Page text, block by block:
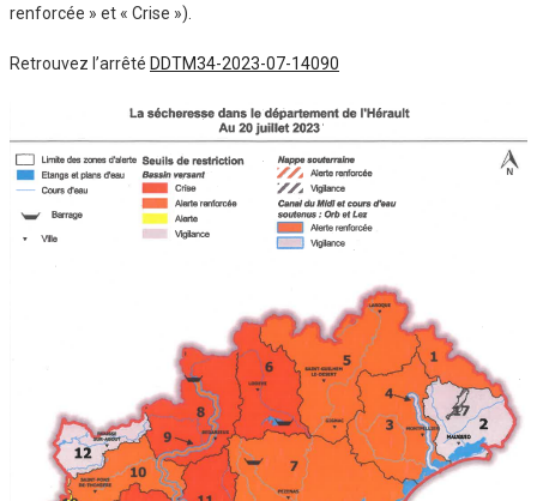
renforcée » et « Crise »).
Retrouvez l’arrêté DDTM34-2023-07-14090